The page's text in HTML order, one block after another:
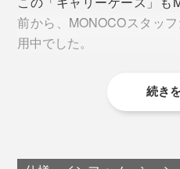
ケース開口部に蓋を挟み込
り替え。内部マグネットの
セッティングできちゃいま
出張も多く、リモートワー
チームメンバーは、飛行機
日々異なる環境下での、長
前から、MONOCOスタッ
用中でした。
『MOFT』の存在は、あま
続き